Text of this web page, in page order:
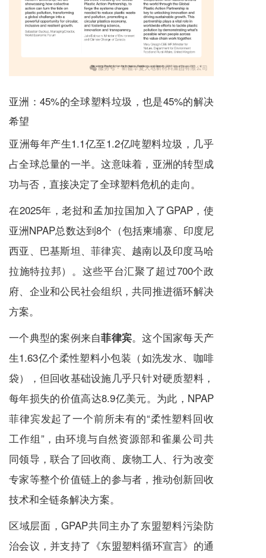
亚洲：45%的全球塑料垃圾，也是45%的解决
希望
亚洲每年产生1.1亿至1.2亿吨塑料垃圾，几乎
占全球总量的一半。这意味着，亚洲的转型成
功与否，直接决定了全球塑料危机的走向。
在2025年，老挝和孟加拉国加入了GPAP，使
亚洲NPAP总数达到8个（包括柬埔寨、印度尼
西亚、巴基斯坦、菲律宾、越南以及印度马哈
拉施特拉邦）。这些平台汇聚了超过700个政
府、企业和公民社会组织，共同推进循环解决
方案。
一个典型的案例来自菲律宾。这个国家每天产
生1.63亿个柔性塑料小包装（如洗发水、咖啡
袋），但回收基础设施几乎只针对硬质塑料，
每年损失的价值高达8.9亿美元。为此，NPAP
菲律宾发起了一个前所未有的“柔性塑料回收
工作组”，由环境与自然资源部和雀巢公司共
同领导，联合了回收商、废物工人、行为改变
专家等整个价值链上的参与者，推动创新回收
技术和全链条解决方案。
区域层面，GPAP共同主办了东盟塑料污染防
治会议，并支持了《东盟塑料循环宣言》的通